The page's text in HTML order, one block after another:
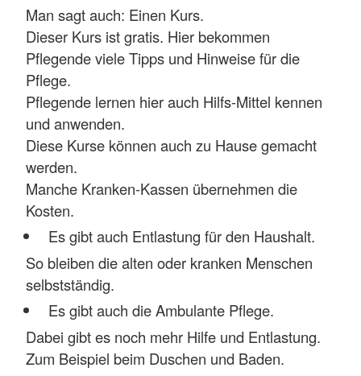
Man sagt auch: Einen Kurs.
Dieser Kurs ist gratis. Hier bekommen
Pflegende viele Tipps und Hinweise für die
Pflege.
Pflegende lernen hier auch Hilfs-Mittel kennen
und anwenden.
Diese Kurse können auch zu Hause gemacht
werden.
Manche Kranken-Kassen übernehmen die
Kosten.
Es gibt auch Entlastung für den Haushalt.
So bleiben die alten oder kranken Menschen
selbstständig.
Es gibt auch die Ambulante Pflege.
Dabei gibt es noch mehr Hilfe und Entlastung.
Zum Beispiel beim Duschen und Baden.